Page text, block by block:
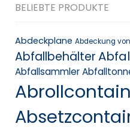
BELIEBTE PRODUKTE
Abdeckplane Abdeckung
Abfallbehälter
Abfallsammler